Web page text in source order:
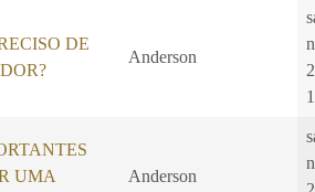
DE
Anderson
UMA
Anderson